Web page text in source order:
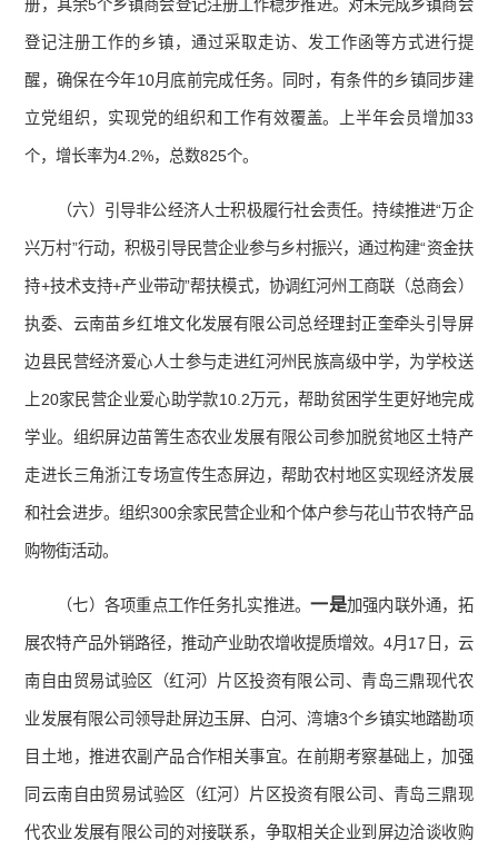
册，其余5个乡镇商会登记注册工作稳步推进。对未完成乡镇商会
登记注册工作的乡镇，通过采取走访、发工作函等方式进行提
醒，确保在今年10月底前完成任务。同时，有条件的乡镇同步建
立党组织，实现党的组织和工作有效覆盖。上半年会员增加33
个，增长率为4.2%，总数825个。
（六）引导非公经济人士积极履行社会责任。持续推进“万企
兴万村”行动，积极引导民营企业参与乡村振兴，通过构建“资金扶
持+技术支持+产业带动”帮扶模式，协调红河州工商联（总商会）
执委、云南苗乡红堆文化发展有限公司总经理封正奎牵头引导屏
边县民营经济爱心人士参与走进红河州民族高级中学，为学校送
上20家民营企业爱心助学款10.2万元，帮助贫困学生更好地完成
学业。组织屏边苗箐生态农业发展有限公司参加脱贫地区土特产
走进长三角浙江专场宣传生态屏边，帮助农村地区实现经济发展
和社会进步。组织300余家民营企业和个体户参与花山节农特产品
购物街活动。
（七）各项重点工作任务扎实推进。一是加强内联外通，拓
展农特产品外销路径，推动产业助农增收提质增效。4月17日，云
南自由贸易试验区（红河）片区投资有限公司、青岛三鼎现代农
业发展有限公司领导赴屏边玉屏、白河、湾塘3个乡镇实地踏勘项
目土地，推进农副产品合作相关事宜。在前期考察基础上，加强
同云南自由贸易试验区（红河）片区投资有限公司、青岛三鼎现
代农业发展有限公司的对接联系，争取相关企业到屏边洽谈收购